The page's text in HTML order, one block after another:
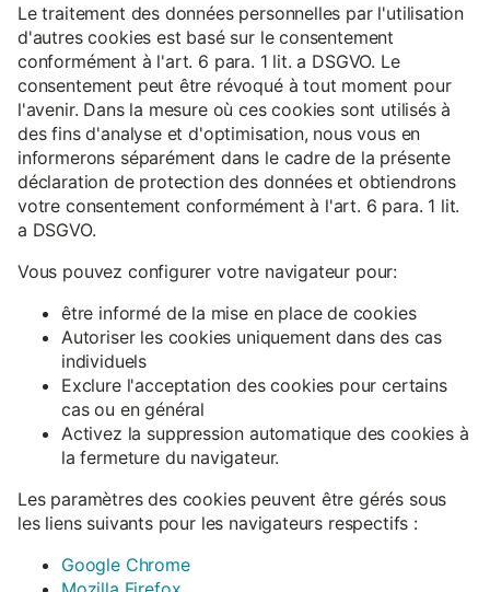
Le traitement des données personnelles par l'utilisation
d'autres cookies est basé sur le consentement
conformément à l'art. 6 para. 1 lit. a DSGVO. Le
consentement peut être révoqué à tout moment pour
l'avenir. Dans la mesure où ces cookies sont utilisés à
des fins d'analyse et d'optimisation, nous vous en
informerons séparément dans le cadre de la présente
déclaration de protection des données et obtiendrons
votre consentement conformément à l'art. 6 para. 1 lit.
a DSGVO.
Vous pouvez configurer votre navigateur pour:
être informé de la mise en place de cookies
Autoriser les cookies uniquement dans des cas
individuels
Exclure l'acceptation des cookies pour certains
cas ou en général
Activez la suppression automatique des cookies à
la fermeture du navigateur.
Les paramètres des cookies peuvent être gérés sous
les liens suivants pour les navigateurs respectifs :
Google Chrome